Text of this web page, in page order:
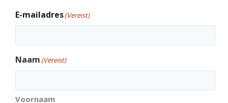
E-mailadres(Vereist)
Naam (Vereist)
Voornaam